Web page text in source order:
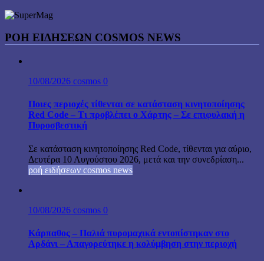
ΡΟΉ ΕΙΔΉΣΕΩΝ COSMOS NEWS
10/08/2026 cosmos 0
Ποιες περιοχές τίθενται σε κατάσταση κινητοποίησης
Red Code – Τι προβλέπει ο Χάρτης – Σε επιφυλακή η
Πυροσβεστική
Σε κατάσταση κινητοποίησης Red Code, τίθενται για αύριο,
Δευτέρα 10 Αυγούστου 2026, μετά και την συνεδρίαση...
ροή ειδήσεων cosmos news
10/08/2026 cosmos 0
Κάρπαθος – Παλιά πυρομαχικά εντοπίστηκαν στο
Αρδάνι – Απαγορεύτηκε η κολύμβηση στην περιοχή